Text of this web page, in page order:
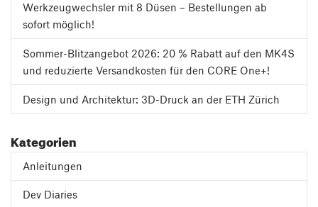
Werkzeugwechsler mit 8 Düsen – Bestellungen ab
sofort möglich!
Sommer-Blitzangebot 2026: 20 % Rabatt auf den MK4S
und reduzierte Versandkosten für den CORE One+!
Design und Architektur: 3D-Druck an der ETH Zürich
Kategorien
Anleitungen
Dev Diaries